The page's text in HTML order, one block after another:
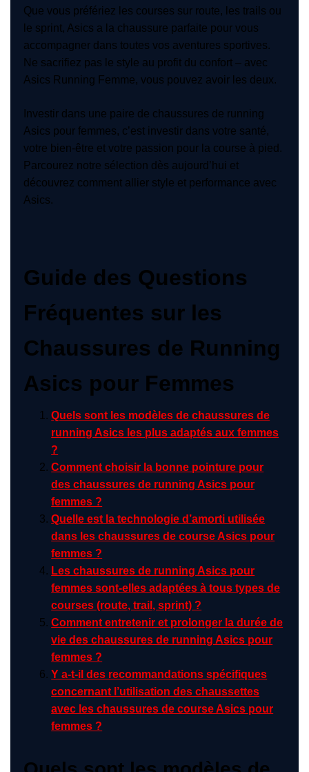
Que vous préfériez les courses sur route, les trails ou
le sprint, Asics a la chaussure parfaite pour vous
accompagner dans toutes vos aventures sportives.
Ne sacrifiez pas le style au profit du confort – avec
Asics Running Femme, vous pouvez avoir les deux.
Investir dans une paire de chaussures de running
Asics pour femmes, c’est investir dans votre santé,
votre bien-être et votre passion pour la course à pied.
Parcourez notre sélection dès aujourd’hui et
découvrez comment allier style et performance avec
Asics.
Guide des Questions
Fréquentes sur les
Chaussures de Running
Asics pour Femmes
Quels sont les modèles de chaussures de
running Asics les plus adaptés aux femmes
?
Comment choisir la bonne pointure pour
des chaussures de running Asics pour
femmes ?
Quelle est la technologie d’amorti utilisée
dans les chaussures de course Asics pour
femmes ?
Les chaussures de running Asics pour
femmes sont-elles adaptées à tous types de
courses (route, trail, sprint) ?
Comment entretenir et prolonger la durée de
vie des chaussures de running Asics pour
femmes ?
Y a-t-il des recommandations spécifiques
concernant l’utilisation des chaussettes
avec les chaussures de course Asics pour
femmes ?